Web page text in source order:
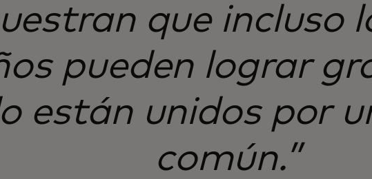
que incluso
pueden lograr
están unidos por
común.”